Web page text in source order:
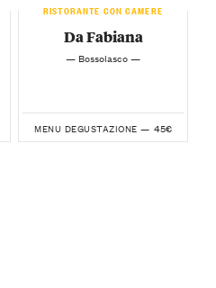
RISTORANTE CON CAMERE
Da Fabiana
— Bossolasco —
MENU DEGUSTAZIONE — 45€